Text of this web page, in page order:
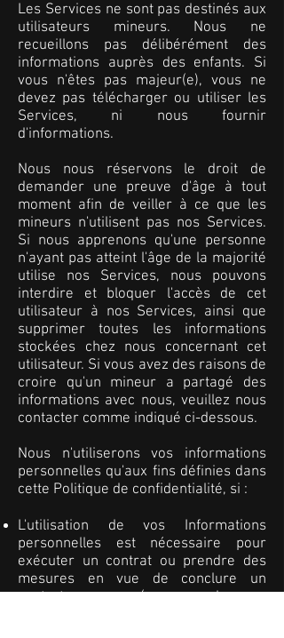
Les Services ne sont pas destinés aux
utilisateurs mineurs. Nous ne
recueillons pas délibérément des
informations auprès des enfants. Si
vous n'êtes pas majeur(e), vous ne
devez pas télécharger ou utiliser les
Services, ni nous fournir
d'informations.
Nous nous réservons le droit de
demander une preuve d'âge à tout
moment afin de veiller à ce que les
mineurs n'utilisent pas nos Services.
Si nous apprenons qu'une personne
n'ayant pas atteint l'âge de la majorité
utilise nos Services, nous pouvons
interdire et bloquer l'accès de cet
utilisateur à nos Services, ainsi que
supprimer toutes les informations
stockées chez nous concernant cet
utilisateur. Si vous avez des raisons de
croire qu'un mineur a partagé des
informations avec nous, veuillez nous
contacter comme indiqué ci-dessous.
Nous n'utiliserons vos informations
personnelles qu'aux fins définies dans
cette Politique de confidentialité, si :
L'utilisation de vos Informations
personnelles est nécessaire pour
exécuter un contrat ou prendre des
mesures en vue de conclure un
contrat avec vous (par exemple, pour